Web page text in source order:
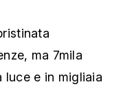
ma 7mila
luce e in migliaia